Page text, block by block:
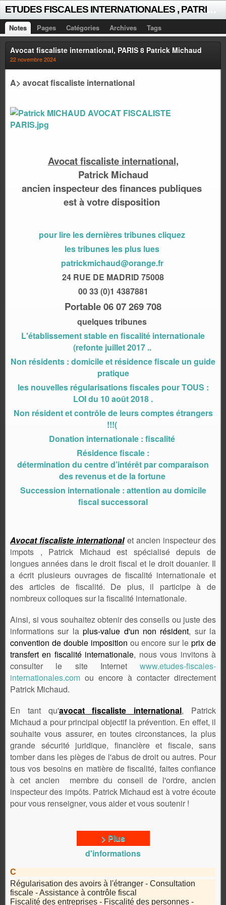
Notes Pages Catégories Archives Tags
Avocat fiscaliste international, PARIS 8 Patrick Michaud
22 novembre 2024
A> avocat fiscaliste international
Avocat fiscaliste international,
Patrick Michaud
ancien inspecteur des finances publiques
est à votre disposition
pour lire les dernières tribunes cliquez
les tribunes les plus lues
patrickmichaud@orange.fr
24 RUE DE MADRID 75008
00 33 (0)1 4387881
Portable 06 07 269 708
quelques tribunes
L'établissement stable en fiscalité internationale
(refonte juillet 2017 ..
Non résidents : domicile et résidence fiscale un guide
pratique
les nouvelles régularisations fiscales pour TOUS :
LOI du 10 août 2018 .
Non résident et contrôle de leurs comptes étrangers
!!!(
Donation internationale : fiscalité
Résidence fiscale :
détermination du centre d’intérêt par comparaison
des revenus et de la fortune
Succession internationale : attention au domicile
fiscal successoral
Avocat fiscaliste internationalet ancien inspecteur des
impots , Patrick Michaud est spécialisé depuis de
longues années dans le droit fiscal et le droit douanier. Il
a écrit plusieurs ouvrages de fiscalité internationale et
des articles de fiscalité. De plus, il participe à de
nombreux colloques sur la fiscalité internationale.
Ainsi, si vous souhaitez obtenir des conseils ou juste des
informations sur laplus-value d'un non résident, sur la
convention de double imposition ou encore sur leprix de
transfert en fiscalité internationale, nous vous invitons à
consulter le site Internet www.etudes-fiscales-
internationales.com ou encore à contacter directement
Patrick Michaud.
En tant qu'avocat fiscaliste international, Patrick
Michaud a pour principal objectif la prévention. En effet, il
souhaite vous assurer, en toutes circonstances, la plus
grande sécurité juridique, financière et fiscale, sans
tomber dans les pièges de l'abus de droit ou autres. Pour
tous vos besoins en matière de fiscalité, faites confiance
à cet ancien membre du conseil de l'ordre, ancien
inspecteur des impôts. Patrick Michaud est à votre écoute
pour vous renseigner, vous aider et vous soutenir !
> Plus
d'informations
C
Régularisation des avoirs à l'étranger - Consultation
fiscale - Assistance à contrôle fiscal
Fiscalité des entreprises - Fiscalité des personnes -